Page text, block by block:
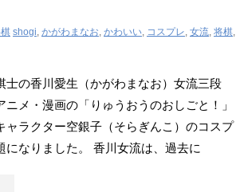
shogi, かがわまなお, かわいい, コスプレ, 女流, 将棋,
士の香川愛生（かがわまなお）女流三段
ニメ・漫画の「りゅうおうのおしごと！」
ャラクター空銀子（そらぎんこ）のコスプ
になりました。 香川女流は、過去に